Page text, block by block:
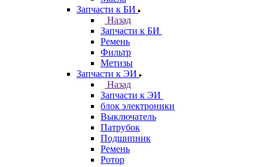
Запчасти к БИ
Назад
Запчасти к БИ
Ремень
Фильтр
Метизы
Запчасти к ЭИ
Назад
Запчасти к ЭИ
блок электроники
Выключатель
Патрубок
Подшипник
Ремень
Ротор